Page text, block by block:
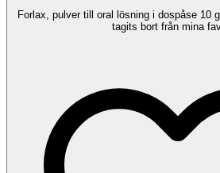
Forlax, pulver till oral lösning i dospåse 10
tagits bort från mina